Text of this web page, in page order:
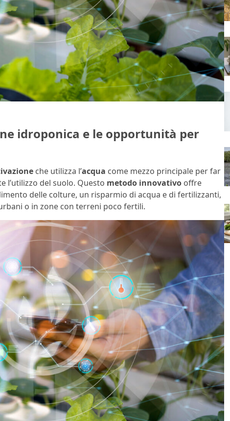
idroponica e le opportunità per
che utilizza l’acqua come mezzo principale per far
l’utilizzo del suolo. Questo metodo innovativo offre
delle colture, un risparmio di acqua e di fertilizzanti,
o in zone con terreni poco fertili.